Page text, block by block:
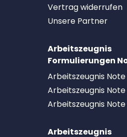
Vertrag widerrufen
Unsere Partner
Arbeitszeugnis
Formulierungen
Arbeitszeugnis Note
Arbeitszeugnis Note
Arbeitszeugnis Note
Arbeitszeugnis